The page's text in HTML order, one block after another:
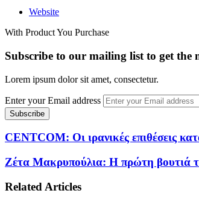
Website
With Product You Purchase
Subscribe to our mailing list to get the
Lorem ipsum dolor sit amet, consectetur.
Enter your Email address
CENTCOM: Οι ιρανικές επιθέσεις
Ζέτα Μακρυπούλια: Η πρώτη βουτιά
Related Articles